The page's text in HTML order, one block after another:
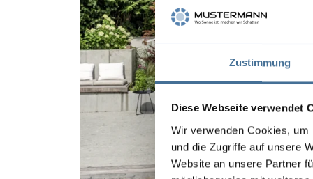
Zustimmung
Diese Webseite verwendet
Wir verwenden Cookies,
und die Zugriffe auf unsere
Website an unsere Partner